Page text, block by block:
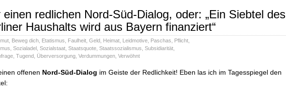
einen redlichen Nord-Süd-Dialog, oder: „Ein Siebtel des
Haushalts wird aus Bayern finanziert“
Beweg dich Etatismus Faulheit Geld Heimat Leidmotive Paschas Pflicht
Sozialadel Sozialstaat Staatsquote Staatssozialismus Subsidiarität
Tugend Überversorgung Verdummungen Verwöhnt
offenen Nord-Süd-Dialog im Geiste der Redlichkeit! Eben las ich im Tagesspiegel den